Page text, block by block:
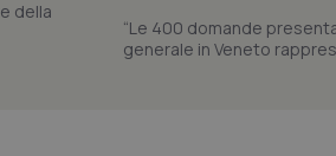
“Le 400 domande
generale in Veneto
_ga